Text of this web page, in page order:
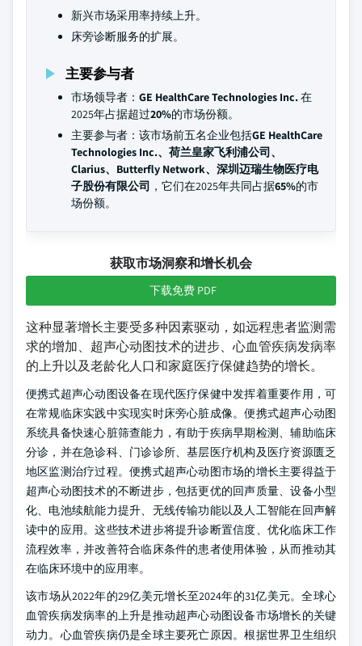
新兴市场采用率持续上升。
床旁诊断服务的扩展。
主要参与者
市场领导者： GE HealthCare Technologies Inc.在
2025年占据超过20%的市场份额。
主要参与者：该市场前五名企业包括GE HealthCare
Technologies Inc.、荷兰皇家飞利浦公司、
Clarius、Butterfly Network、深圳迈瑞生物医疗电
子股份有限公司 ，它们在2025年共同占据65%的市
场份额。
获取市场洞察和增长机会
下载免费 PDF
这种显著增长主要受多种因素驱动，如远程患者监测需
求的增加、超声心动图技术的进步、心血管疾病发病率
的上升以及老龄化人口和家庭医疗保健趋势的增长。
便携式超声心动图设备在现代医疗保健中发挥着重要作用，可
在常规临床实践中实现实时床旁心脏成像。便携式超声心动图
系统具备快速心脏筛查能力，有助于疾病早期检测、辅助临床
分诊，并在急诊科、门诊诊所、基层医疗机构及医疗资源匮乏
地区监测治疗过程。便携式超声心动图市场的增长主要得益于
超声心动图技术的不断进步，包括更优的回声质量、设备小型
化、电池续航能力提升、无线传输功能以及人工智能在回声解
读中的应用。这些技术进步将提升诊断置信度、优化临床工作
流程效率，并改善符合临床条件的患者使用体验，从而推动其
在临床环境中的应用率。
该市场从2022年的29亿美元增长至2024年的31亿美元。全球心
血管疾病发病率的上升是推动超声心动图设备市场增长的关键
动力。心血管疾病仍是全球主要死亡原因。根据世界卫生组织